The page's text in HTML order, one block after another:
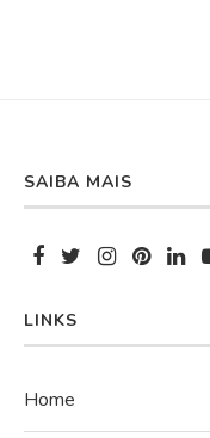
SAIBA MAIS
LINKS
Home